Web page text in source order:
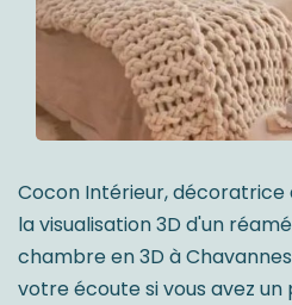
Cocon Intérieur, décoratrice
la visualisation 3D d'un
chambre en 3D à
votre écoute si vous avez un